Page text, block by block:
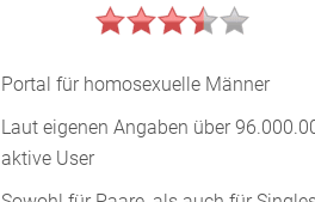
Portal für homosexuelle Männer
Laut eigenen Angaben über
aktive User